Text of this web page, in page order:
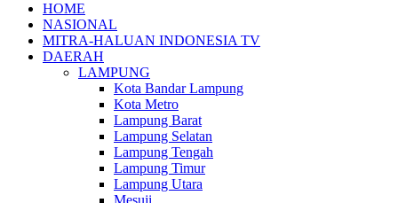
HOME
NASIONAL
MITRA-HALUAN INDONESIA TV
DAERAH
LAMPUNG
Kota Bandar Lampung
Kota Metro
Lampung Barat
Lampung Selatan
Lampung Tengah
Lampung Timur
Lampung Utara
Mesuji